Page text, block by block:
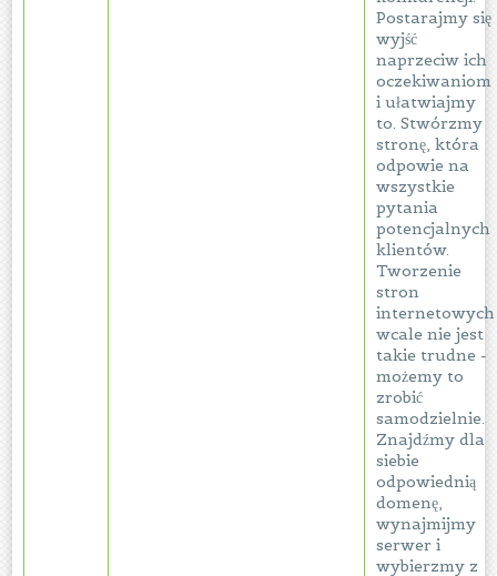
Postarajmy się
wyjść
naprzeciw ich
oczekiwaniom
i ułatwiajmy
to. Stwórzmy
stronę, która
odpowie na
wszystkie
pytania
potencjalnych
klientów.
Tworzenie
stron
internetowych
wcale nie jest
takie trudne -
możemy to
zrobić
samodzielnie.
Znajdźmy dla
siebie
odpowiednią
domenę,
wynajmijmy
serwer i
wybierzmy z